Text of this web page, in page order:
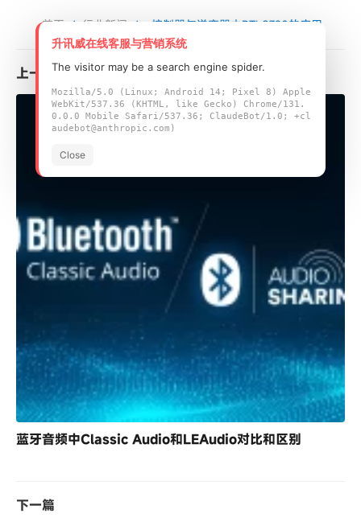
首页 / 行业新闻 / 控制器与逆变器中RTL8720的应用
上一篇
蓝牙音频中Classic Audio和LEAudio对比和区别
下一篇
升讯威在线客服与营销系统
The visitor may be a search engine spider.
Mozilla/5.0 (Linux; Android 14; Pixel 8) Apple
WebKit/537.36 (KHTML, like Gecko) Chrome/131.
0.0.0 Mobile Safari/537.36; ClaudeBot/1.0; +cl
audebot@anthropic.com)
Close